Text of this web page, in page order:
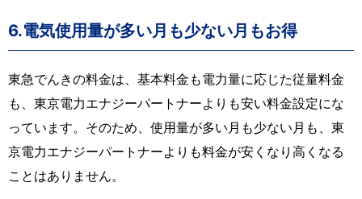
6.電気使用量が多い月も少ない月もお得
東急でんきの料金は、基本料金も電力量に応じた従量料金
も、東京電力エナジーパートナーよりも安い料金設定にな
っています。そのため、使用量が多い月も少ない月も、東
京電力エナジーパートナーよりも料金が安くなり高くなる
ことはありません。